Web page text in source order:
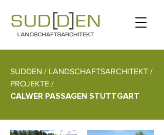
SUDDEN / LANDSCHAFTSARCHITEKT /
PROJEKTE /
CALWER PASSAGEN STUTTGART